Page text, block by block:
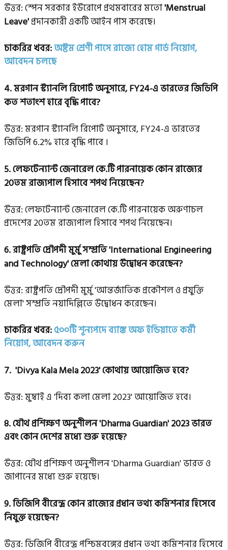
উত্তর:স্পেন সরকার ইউরোপে প্রথমবারের মতো'Menstrual
Leave'প্রদানকারী একটি আইন পাস করেছে।
চাকরির খবর:অষ্টম শ্রেণী পাসে রাজ্যে হোম গার্ড নিয়োগ,
আবেদন চলছে
4.মরগান স্ট্যানলি রিপোর্ট অনুসারে, FY24-এ ভারতের জিডিপি
কত শতাংশ হারে বৃদ্ধি পাবে?
উত্তর: মরগান স্ট্যানলি রিপোর্ট অনুসারে, FY24-এ ভারতের
জিডিপি 6.2% হারে বৃদ্ধি পাবে ।
5.লেফটেন্যান্ট জেনারেল কে.টি পারনায়েক কোন রাজ্যের
20তম রাজ্যপাল হিসাবে শপথ নিয়েছেন?
উত্তর: লেফটেন্যান্ট জেনারেল কে.টি পারনায়েক অরুণাচল
প্রদেশের 20তম রাজ্যপাল হিসাবে শপথ নিয়েছেন।
6.রাষ্ট্রপতি দ্রৌপদী মুর্মু সম্প্রতি 'International Engineering
and Technology' মেলা কোথায় উদ্বোধন করেছেন?
উত্তর: রাষ্ট্রপতি দ্রৌপদী মুর্মু 'আন্তর্জাতিক প্রকৌশল ও প্রযুক্তি
মেলা' সম্প্রতি নয়াদিল্লিতে উদ্বোধন করেছেন।
চাকরির খবর:৫০০টি শূন্যপদে ব্যাঙ্ক অফ ইন্ডিয়াতে কর্মী
নিয়োগ, আবেদন করুন
7. 'Divya Kala Mela 2023' কোথায় আয়োজিত হবে?
উত্তর: মুম্বাই এ 'দিব্য কলা মেলা 2023' আয়োজিত হবে।
8. যৌথ প্রশিক্ষণ অনুশীলন 'Dharma Guardian' 2023 ভারত
এবং কোন দেশের মধ্যে শুরু হয়েছে?
উত্তর: যৌথ প্রশিক্ষণ অনুশীলন 'Dharma Guardian' ভারত ও
জাপানের মধ্যে শুরু হয়েছে।
9.ডিজিপি বীরেন্দ্র কোন রাজ্যের প্রধান তথ্য কমিশনার হিসেবে
নিযুক্ত হয়েছেন?
উত্তর: ডিজিপি বীরেন্দ্র পশ্চিমবঙ্গের প্রধান তথ্য কমিশনার হিসেবে